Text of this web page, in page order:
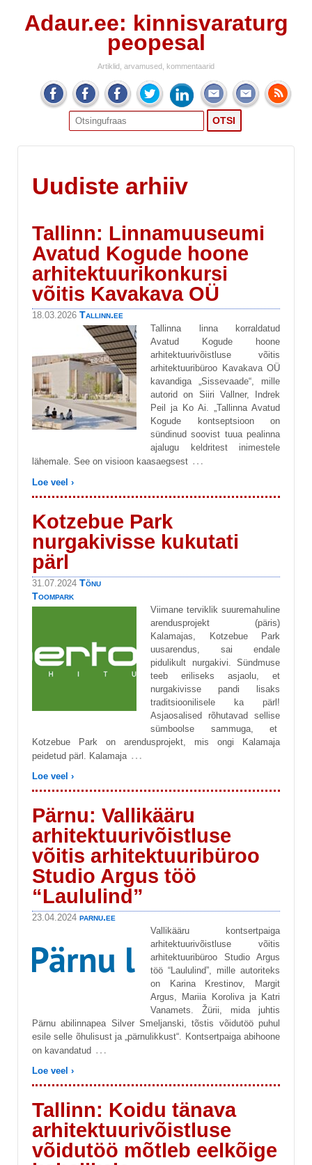
Adaur.ee: kinnisvaraturg
peopesal
Artiklid, arvamused, kommentaarid
Search
for:
Uudiste arhiiv
Tallinn: Linnamuuseumi
Avatud Kogude hoone
arhitektuurikonkursi
võitis Kavakava OÜ
18.03.2026 Tallinn.ee
Tallinna linna korraldatud
Avatud Kogude hoone
arhitektuurivõistluse võitis
arhitektuuribüroo Kavakava OÜ
kavandiga „Sissevaade“, mille
autorid on Siiri Vallner, Indrek
Peil ja Ko Ai. „Tallinna Avatud
Kogude kontseptsioon on
sündinud soovist tuua pealinna
ajalugu keldritest inimestele
lähemale. See on visioon kaasaegsest …
Loe veel ›
Kotzebue Park
nurgakivisse kukutati
pärl
31.07.2024 Tõnu
Toompark
Viimane terviklik suuremahuline
arendusprojekt (päris)
Kalamajas, Kotzebue Park
uusarendus, sai endale
pidulikult nurgakivi. Sündmuse
teeb eriliseks asjaolu, et
nurgakivisse pandi lisaks
traditsioonilisele ka pärl!
Asjaosalised rõhutavad sellise
sümboolse sammuga, et
Kotzebue Park on arendusprojekt, mis ongi Kalamaja
peidetud pärl. Kalamaja …
Loe veel ›
Pärnu: Vallikääru
arhitektuurivõistluse
võitis arhitektuuribüroo
Studio Argus töö
“Laululind”
23.04.2024 parnu.ee
Vallikääru kontsertpaiga
arhitektuurivõistluse võitis
arhitektuuribüroo Studio Argus
töö “Laululind”, mille autoriteks
on Karina Krestinov, Margit
Argus, Mariia Koroliva ja Katri
Vanamets. Žürii, mida juhtis
Pärnu abilinnapea Silver Smeljanski, tõstis võidutöö puhul
esile selle õhulisust ja „pärnulikkust“. Kontsertpaiga abihoone
on kavandatud …
Loe veel ›
Tallinn: Koidu tänava
arhitektuurivõistluse
võidutöö mõtleb eelkõige